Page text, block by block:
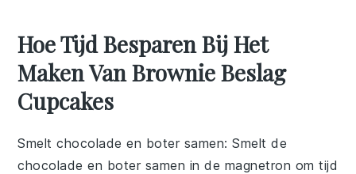
Hoe Tijd Besparen Bij Het
Maken Van Brownie Beslag
Cupcakes
Smelt chocolade en boter samen: Smelt de
chocolade en boter samen in de magnetron om tijd